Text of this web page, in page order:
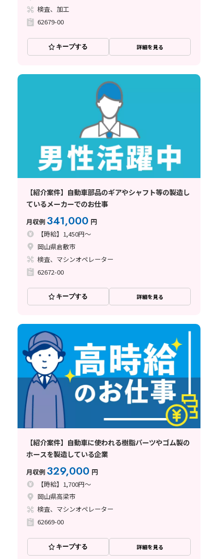
検査、加工
62679-00
キープする 詳細を見る
【紹介案件】自動車部品のギアやシャフト等の製造し
ているメーカーでのお仕事
月収例 341,000 円
【時給】1,450円～
岡山県倉敷市
検査、マシンオペレーター
62672-00
キープする 詳細を見る
【紹介案件】自動車に使われる樹脂パーツやゴム製の
ホースを製造している企業
月収例 329,000 円
【時給】1,700円～
岡山県高梁市
検査、マシンオペレーター
62669-00
キープする 詳細を見る